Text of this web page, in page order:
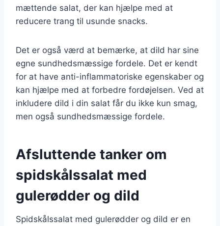
mættende salat, der kan hjælpe med at
reducere trang til usunde snacks.
Det er også værd at bemærke, at dild har sine
egne sundhedsmæssige fordele. Det er kendt
for at have anti-inflammatoriske egenskaber og
kan hjælpe med at forbedre fordøjelsen. Ved at
inkludere dild i din salat får du ikke kun smag,
men også sundhedsmæssige fordele.
Afsluttende tanker om
spidskålssalat med
gulerødder og dild
Spidskålssalat med gulerødder og dild er en